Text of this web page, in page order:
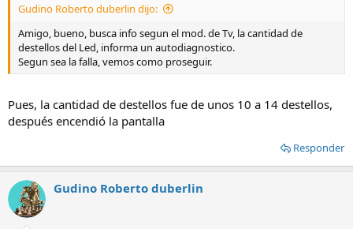
Gudino Roberto duberlin dijo:
Amigo, bueno, busca info segun el mod. de Tv, la cantidad de
destellos del Led, informa un autodiagnostico.
Segun sea la falla, vemos como proseguir.
Pues, la cantidad de destellos fue de unos 10 a 14 destellos,
después encendió la pantalla
Responder
Gudino Roberto duberlin